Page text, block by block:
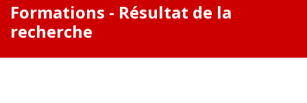
Formations - Résultat de la
recherche